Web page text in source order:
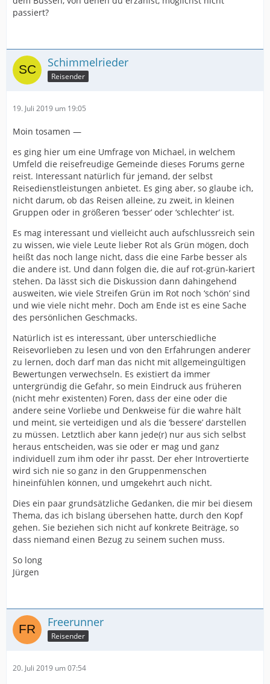
passiert?
Schimmelrieder
Reisender
19. Juli 2019 um 19:05
Moin tosamen —
es ging hier um eine Umfrage von Michael, in welchem
Umfeld die reisefreudige Gemeinde dieses Forums gerne
reist. Interessant natürlich für jemand, der selbst
Reisedienstleistungen anbietet. Es ging aber, so glaube ich,
nicht darum, ob das Reisen alleine, zu zweit, in kleinen
Gruppen oder in größeren ‘besser’ oder ‘schlechter’ ist.
Es mag interessant und vielleicht auch aufschlussreich sein
zu wissen, wie viele Leute lieber Rot als Grün mögen, doch
heißt das noch lange nicht, dass die eine Farbe besser als
die andere ist. Und dann folgen die, die auf rot-grün-kariert
stehen. Da lässt sich die Diskussion dann dahingehend
ausweiten, wie viele Streifen Grün im Rot noch ‘schön’ sind
und wie viele nicht mehr. Doch am Ende ist es eine Sache
des persönlichen Geschmacks.
Natürlich ist es interessant, über unterschiedliche
Reisevorlieben zu lesen und von den Erfahrungen anderer
zu lernen, doch darf man das nicht mit allgemeingültigen
Bewertungen verwechseln. Es existiert da immer
untergründig die Gefahr, so mein Eindruck aus früheren
(nicht mehr existenten) Foren, dass der eine oder die
andere seine Vorliebe und Denkweise für die wahre hält
und meint, sie verteidigen und als die ‘bessere’ darstellen
zu müssen. Letztlich aber kann jede(r) nur aus sich selbst
heraus entscheiden, was sie oder er mag und ganz
individuell zum ihm oder ihr passt. Der eher Introvertierte
wird sich nie so ganz in den Gruppenmenschen
hineinfühlen können, und umgekehrt auch nicht.
Dies ein paar grundsätzliche Gedanken, die mir bei diesem
Thema, das ich bislang übersehen hatte, durch den Kopf
gehen. Sie beziehen sich nicht auf konkrete Beiträge, so
dass niemand einen Bezug zu seinem suchen muss.
So long
Jürgen
Freerunner
Reisender
20. Juli 2019 um 07:54